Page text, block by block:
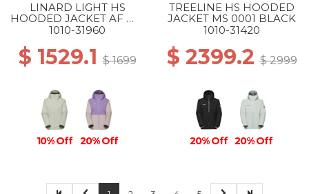
LINARD LIGHT HS
HOODED JACKET AF WS
1288 SILVER SAGE
1010-31960
$ 1529.1$ 1699
10% Off 20% Off
TREELINE HS HOODED
JACKET MS 0001 BLACK
1010-31420
$ 2399.2$ 2999
20% Off 20% Off